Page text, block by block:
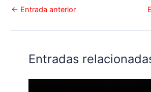
← Entrada anterior
Entradas